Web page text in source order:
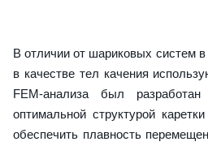
В отличии от шариковых систем
в качестве тел качения
FEM-анализа был
оптимальной структурой
обеспечить плавность